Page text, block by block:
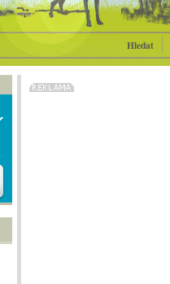
Hledat